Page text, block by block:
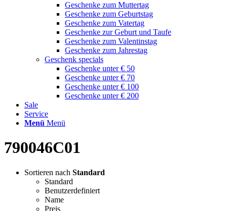
Geschenke zum Muttertag
Geschenke zum Geburtstag
Geschenke zum Vatertag
Geschenke zur Geburt und Taufe
Geschenke zum Valentinstag
Geschenke zum Jahrestag
Geschenk specials
Geschenke unter € 50
Geschenke unter € 70
Geschenke unter € 100
Geschenke unter € 200
Sale
Service
Menü Menü
790046C01
Sortieren nach Standard
Standard
Benutzerdefiniert
Name
Preis